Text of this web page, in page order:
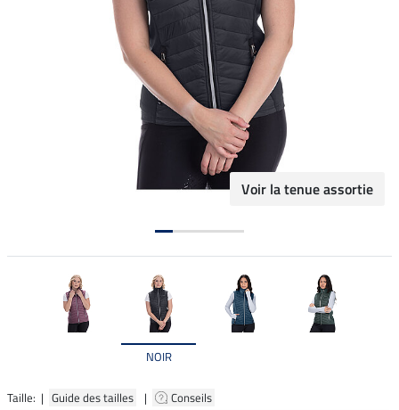
Voir la tenue assortie
NOIR
Taille: | Guide des tailles | Conseils